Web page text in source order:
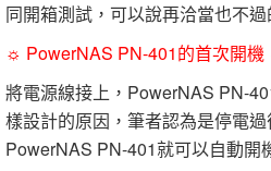
同開箱測試，可以說再洽當也不過
☼ PowerNAS PN-401的首次開
將電源線接上，PowerNAS PN-
樣設計的原因，筆者認為是停電
PowerNAS PN-401就可以自動開